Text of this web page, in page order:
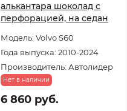
алькантара шоколад с
перфорацией, на седан
Модель: Volvo S60
Года выпуска: 2010-2024
Производитель: Автолидер
Нет в наличии
6 860 руб.